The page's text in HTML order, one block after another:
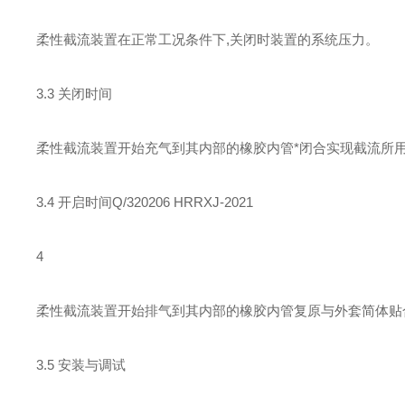
柔性截流装置在正常工况条件下,关闭时装置的系统压力。
3.3 关闭时间
柔性截流装置开始充气到其内部的橡胶内管*闭合实现截流所用
3.4 开启时间Q/320206 HRRXJ-2021
4
柔性截流装置开始排气到其内部的橡胶内管复原与外套简体贴
3.5 安装与调试